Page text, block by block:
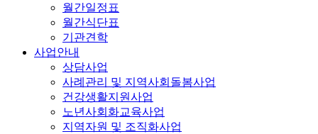
월간일정표
월간식단표
기관견학
사업안내
상담사업
사례관리 및 지역사회돌봄사업
건강생활지원사업
노년사회화교육사업
지역자원 및 조직화사업